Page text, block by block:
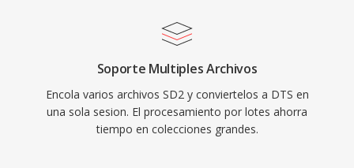
consolas de videojuegos y sistemas de
ocultacion de errores robusta qué enmascara
fallas menores en discos o transmisiones. Para
quienes trabajan con contenido de sonido
envolvente destinado a medios fisicos o
Soporte Multiples Archivos
Encola varios archivos SD2 y conviertelos a DTS en
una sola sesion. El procesamiento por lotes ahorra
tiempo en colecciones grandes.